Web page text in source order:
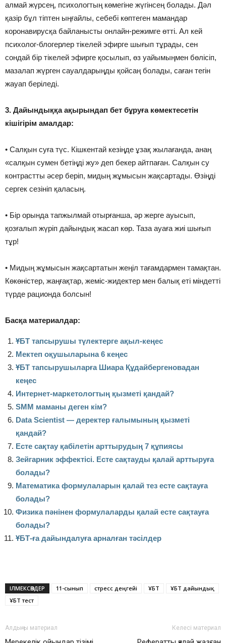
алмай жүрсең, психологтың көмегіне жүгінсең болады. Дәл
қазір бұл тіптен ыңғайлы, себебі көптеген мамандар
коронавирусқа байланысты онлайн-режимге өтті. Ал кей
психолог-блогерлер тікелей эфирге шығып тұрады, сен
сондай бір тікелей эфирге қосылып, өз уайымыңмен бөлісіп,
мазалап жүрген сауалдарыңды қойсаң болады, саған тегін
жауап беріледі.
3. Дайындыққа ақырындап бет бұруға көмектесетін
кішігірім амалдар:
• Салқын суға түс. Кішкентай кезіңде ұзақ жылағанда, анаң
«салқын сумен бетіңді жу» деп бекер айтпаған. Салқын су
контрастты әсер беріп, мидың жұмысын жақсартады. Өзіңді
сергек сезініп қаласың.
• Бір орында тапжылмай отырғанша, әр жерге ауысып,
қозғалып жүріп дайындық жасап көр. Таза ауаға жиі шығып
тұр!
• Мидың жұмысын жақсартатын жеңіл тағамдармен тамақтан.
Көкөністер, жаңғақтар, жеміс-жидектер мен балық еті міндетті
түрде рационда болсын!
Басқа материалдар:
ҰБТ тапсырушы түлектерге ақыл-кеңес
Мектеп оқушыларына 6 кеңес
ҰБТ тапсырушыларға Шиара Құдайбергеновадан
кеңес
Интернет-маркетологтың қызметі қандай?
SMM маманы деген кім?
Data Scientist — деректер ғалымының қызметі
қандай?
Есте сақтау қабілетін арттырудың 7 құпиясы
Зейгарник эффектісі. Есте сақтауды қалай арттыруға
болады?
Математика формулаларын қалай тез есте сақтауға
болады?
Физика пәнінен формулаларды қалай есте сақтауға
болады?
ҰБТ-ға дайындалуға арналған тәсілдер
ІЛМЕКСӨЗДЕР 11-сынып стресс деңгейі ҰБТ
ҰБТ дайындық
ҰБТ тест
Алдыңғы материал Келесі материал